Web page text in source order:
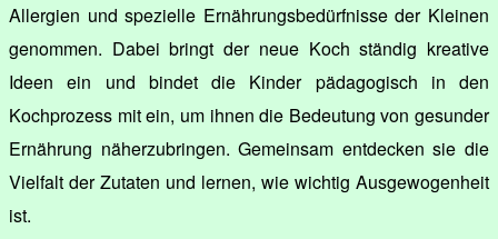
Allergien und spezielle Ernährungsbedürfnisse der Kleinen
genommen. Dabei bringt der neue Koch ständig kreative
Ideen ein und bindet die Kinder pädagogisch in den
Kochprozess mit ein, um ihnen die Bedeutung von gesunder
Ernährung näherzubringen. Gemeinsam entdecken sie die
Vielfalt der Zutaten und lernen, wie wichtig Ausgewogenheit
ist.